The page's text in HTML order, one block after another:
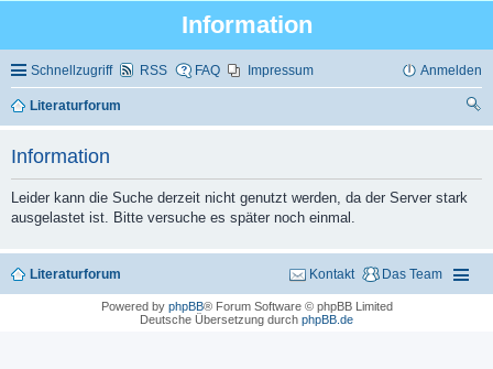
Information
Schnellzugriff RSS FAQ Impressum Anmelden
Literaturforum
Information
Leider kann die Suche derzeit nicht genutzt werden, da der Server stark
ausgelastet ist. Bitte versuche es später noch einmal.
Literaturforum Das Team
Kontakt
Powered by phpBB® Forum Software © phpBB Limited
Deutsche Übersetzung durch phpBB.de